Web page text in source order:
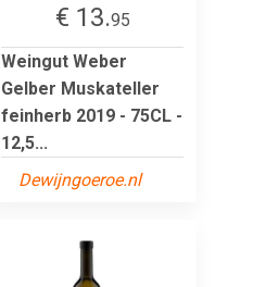
€ 13.95
Weingut Weber
Gelber Muskateller
feinherb 2019 - 75CL -
12,5...
Dewijngoeroe.nl